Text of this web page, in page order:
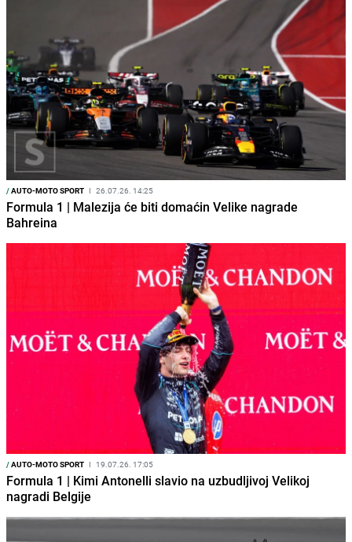
/AUTO-MOTO SPORT I 26.07.26. 14:25
Formula 1 | Malezija će biti domaćin Velike nagrade
Bahreina
/AUTO-MOTO SPORT I 19.07.26. 17:05
Formula 1 | Kimi Antonelli slavio na uzbudljivoj Velikoj
nagradi Belgije